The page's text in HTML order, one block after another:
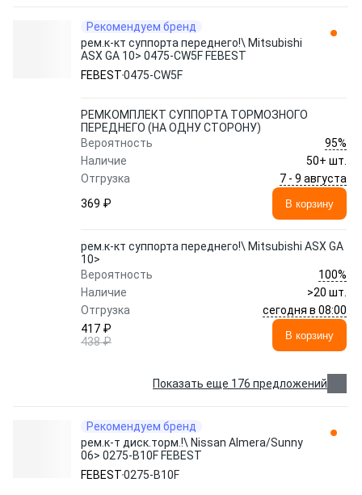
Рекомендуем бренд
рем.к-кт суппорта переднего!\ Mitsubishi
ASX GA 10> 0475-CW5F FEBEST
FEBEST0475-CW5F
РЕМКОМПЛЕКТ СУППОРТА ТОРМОЗНОГО
ПЕРЕДНЕГО (НА ОДНУ СТОРОНУ)
Вероятность
95%
Наличие
50+ шт.
Отгрузка
7 - 9 августа
369 ₽
В корзину
рем.к-кт суппорта переднего!\ Mitsubishi ASX GA
10>
Вероятность
100%
Наличие
>20 шт.
Отгрузка
сегодня в 08:00
417 ₽
438 ₽
В корзину
Показать еще 176 предложений
Рекомендуем бренд
рем.к-т диск.торм.!\ Nissan Almera/Sunny
06> 0275-B10F FEBEST
FEBEST0275-B10F